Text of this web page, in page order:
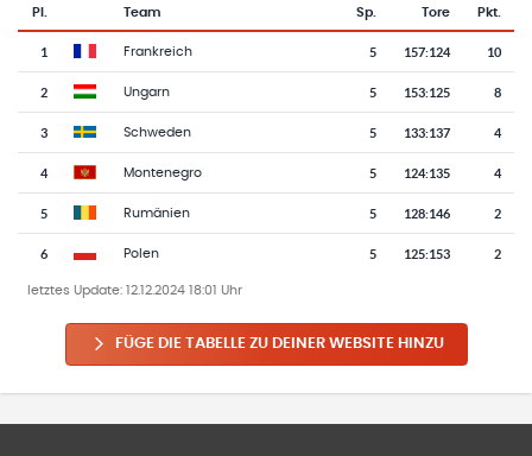
Pl.
Team-Logo
Team Sp. Tore Pkt.
1 Frankreich 5 157:124 10
2 Ungarn 5 153:125 8
3 Schweden 5 133:137 4
4 Montenegro 5 124:135 4
5 Rumänien 5 128:146 2
6 Polen 5 125:153 2
letztes Update: 12.12.2024 18:01 Uhr
FÜGE DIE TABELLE ZU DEINER WEBSITE HINZU